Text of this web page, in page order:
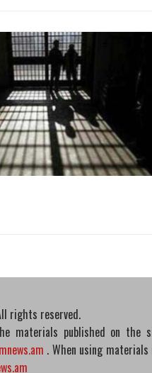
rights reserved.
materials published on the
. When using